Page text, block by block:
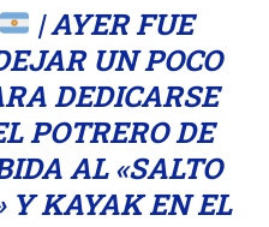
| AYER FUE
UN POCO
DEDICARSE
POTRERO DE
AL «SALTO
Y KAYAK EN EL